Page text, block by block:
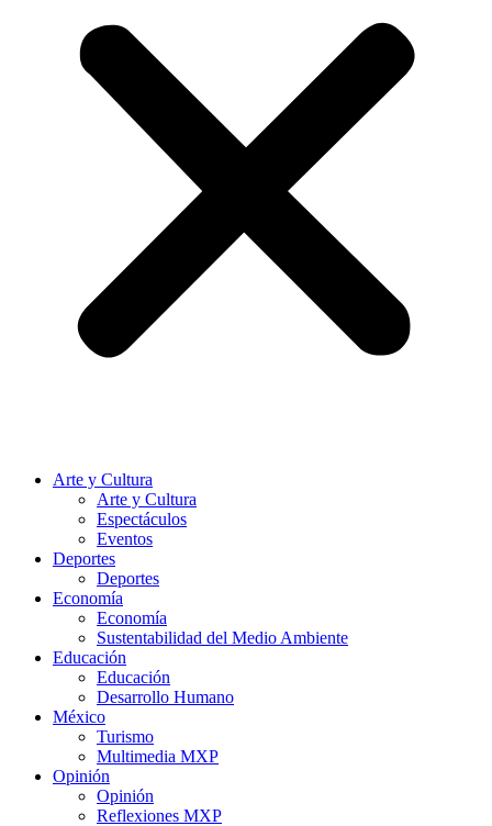
Arte y Cultura
Arte y Cultura
Espectáculos
Eventos
Deportes
Deportes
Economía
Economía
Sustentabilidad del Medio Ambiente
Educación
Educación
Desarrollo Humano
México
Turismo
Multimedia MXP
Opinión
Opinión
Reflexiones MXP